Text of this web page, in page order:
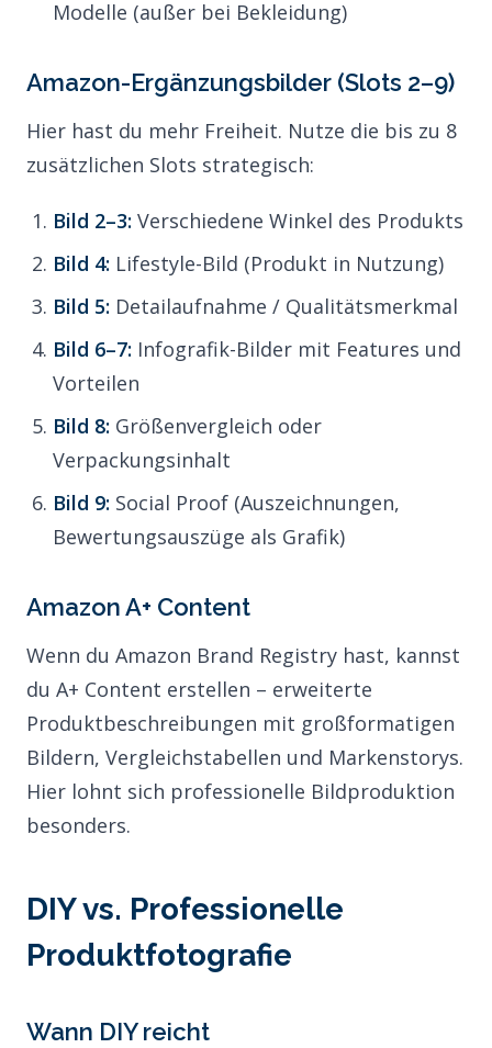
Modelle (außer bei Bekleidung)
Amazon-Ergänzungsbilder (Slots 2–9)
Hier hast du mehr Freiheit. Nutze die bis zu 8
zusätzlichen Slots strategisch:
Bild 2–3: Verschiedene Winkel des Produkts
Bild 4: Lifestyle-Bild (Produkt in Nutzung)
Bild 5: Detailaufnahme / Qualitätsmerkmal
Bild 6–7: Infografik-Bilder mit Features und
Vorteilen
Bild 8: Größenvergleich oder
Verpackungsinhalt
Bild 9: Social Proof (Auszeichnungen,
Bewertungsauszüge als Grafik)
Amazon A+ Content
Wenn du Amazon Brand Registry hast, kannst
du A+ Content erstellen – erweiterte
Produktbeschreibungen mit großformatigen
Bildern, Vergleichstabellen und Markenstorys.
Hier lohnt sich professionelle Bildproduktion
besonders.
DIY vs. Professionelle
Produktfotografie
Wann DIY reicht